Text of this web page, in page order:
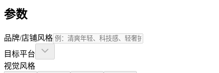
参数
品牌/店铺风格
目标平台
视觉风格